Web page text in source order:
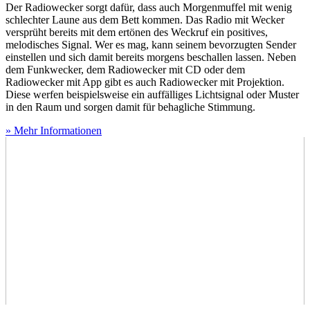
Der Radiowecker sorgt dafür, dass auch Morgenmuffel mit wenig
schlechter Laune aus dem Bett kommen. Das Radio mit Wecker
versprüht bereits mit dem ertönen des Weckruf ein positives,
melodisches Signal. Wer es mag, kann seinem bevorzugten Sender
einstellen und sich damit bereits morgens beschallen lassen. Neben
dem Funkwecker, dem Radiowecker mit CD oder dem
Radiowecker mit App gibt es auch Radiowecker mit Projektion.
Diese werfen beispielsweise ein auffälliges Lichtsignal oder Muster
in den Raum und sorgen damit für behagliche Stimmung.
» Mehr Informationen